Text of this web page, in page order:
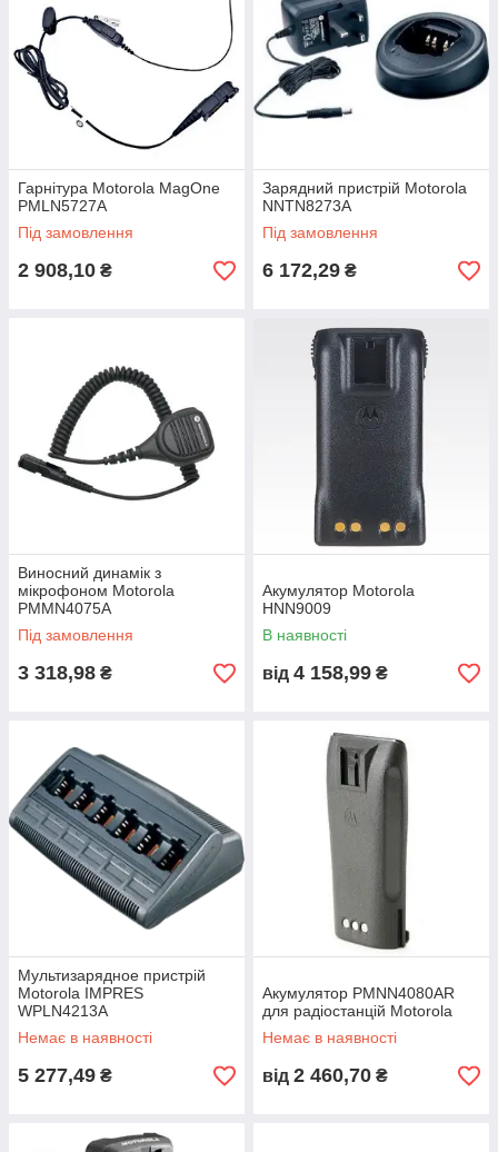
Гарнітура Motorola MagOne
PMLN5727A
Під замовлення
2 908,10 ₴
Зарядний пристрій Motorola
NNTN8273A
Під замовлення
6 172,29 ₴
Виносний динамік з
мікрофоном Motorola
PMMN4075A
Під замовлення
3 318,98 ₴
Акумулятор Motorola
HNN9009
В наявності
від 4 158,99 ₴
Мультизарядное пристрій
Motorola IMPRES
WPLN4213A
Немає в наявності
5 277,49 ₴
Акумулятор PMNN4080AR
для радіостанцій Motorola
Немає в наявності
від 2 460,70 ₴